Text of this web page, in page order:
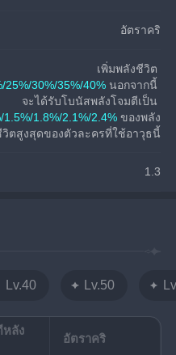
อัตราคริ
เพิ่มพลังชีวิต
25%/30%/35%/40% นอกจากนี้
จะได้รับโบนัสพลังโจมตีเป็น
1.5%/1.8%/2.1%/2.4% ของพลัง
วิตสูงสุดของตัวละครที่ใช้อาวุธนี้
1.3
Lv.40 Lv.50
หลัง
อัตราคริ